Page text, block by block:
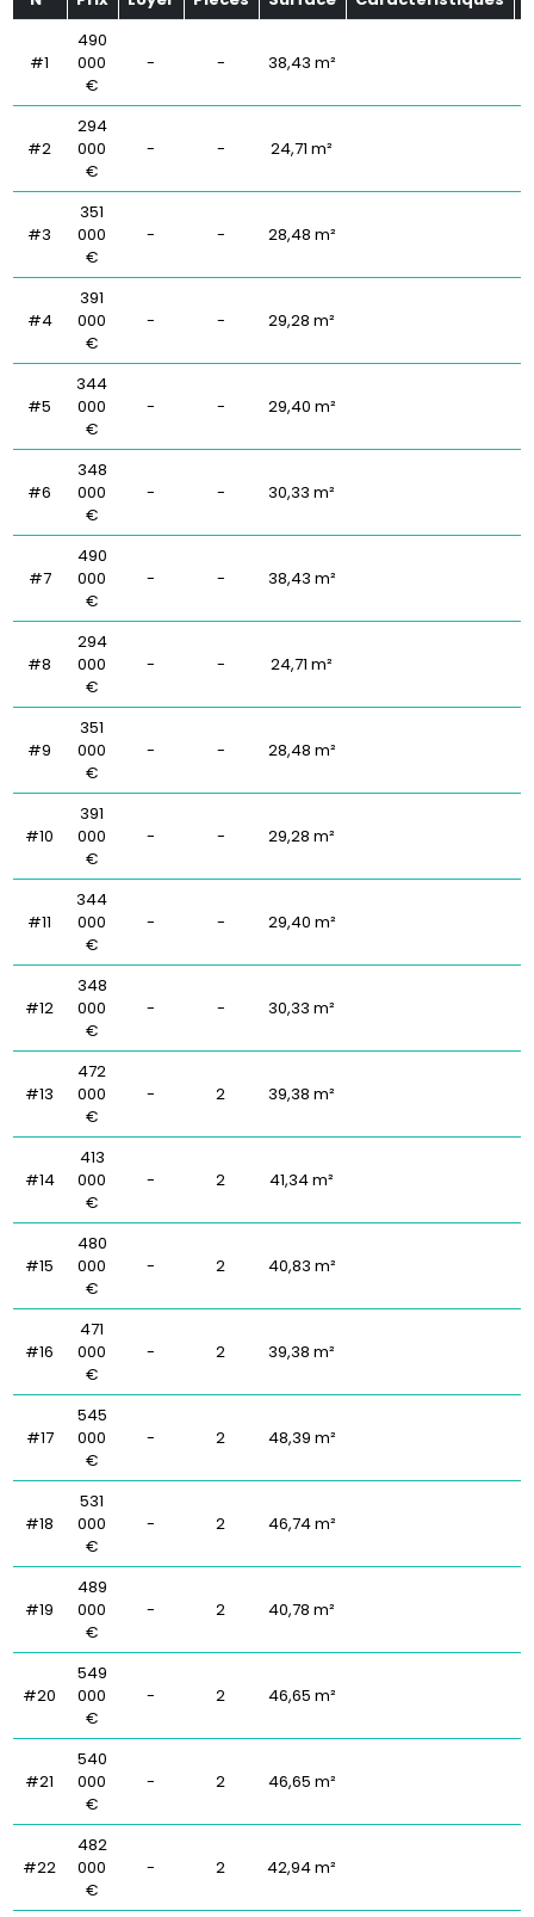
#1
490
000
€
- - 38,43 m²
#2
294
000
€
- - 24,71 m²
#3
351
000
€
- - 28,48 m²
#4
391
000
€
- - 29,28 m²
#5
344
000
€
- - 29,40 m²
#6
348
000
€
- - 30,33 m²
#7
490
000
€
- - 38,43 m²
#8
294
000
€
- - 24,71 m²
#9
351
000
€
- - 28,48 m²
#10
391
000
€
- - 29,28 m²
#11
344
000
€
- - 29,40 m²
#12
348
000
€
- - 30,33 m²
#13
472
000
€
- 2 39,38 m²
#14
413
000
€
- 2 41,34 m²
#15
480
000
€
- 2 40,83 m²
#16
471
000
€
- 2 39,38 m²
#17
545
000
€
- 2 48,39 m²
#18
531
000
€
- 2 46,74 m²
#19
489
000
€
- 2 40,78 m²
#20
549
000
€
- 2 46,65 m²
#21
540
000
€
- 2 46,65 m²
#22
482
000
€
- 2 42,94 m²